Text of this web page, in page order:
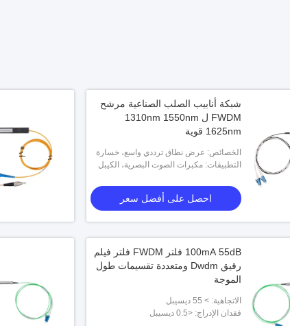
شبكة أنابيب الصلب الصناعية مرشح
FWDM ل 1310nm 1550nm
1625nm قوية
الخصائص: عرض نطاق ترددي واسع، خسارة
إدخال منخفضة، عزل عالي للقناة، موثوقية
التطبيقات: مكبرات الصوت البصرية، الكيبل
احصل على أفضل سعر
100mA 55dB فلتر FWDM فلتر فيلم
رقيق Dwdm ومتعددة تقسيمات طول
الموجة
الاتجاهية: > 55 ديسيبل
فقدان الإدراج: <0.5 ديسيبل